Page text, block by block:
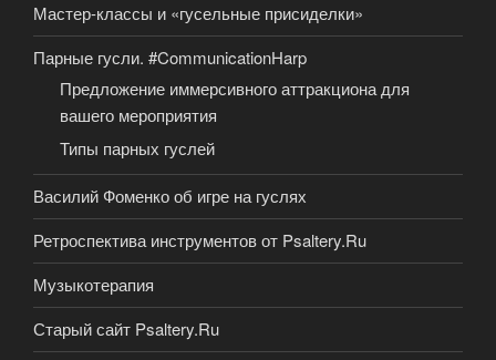
Мастер-классы и «гусельные присиделки»
Парные гусли. #CommunicationHarp
Предложение иммерсивного аттракциона для
вашего мероприятия
Типы парных гуслей
Василий Фоменко об игре на гуслях
Ретроспектива инструментов от Psaltery.Ru
Музыкотерапия
Старый сайт Psaltery.Ru